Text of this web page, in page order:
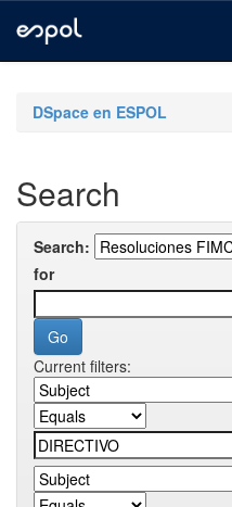
navigationDSpace en ESPOL
Search
Search:
for
Current filters: